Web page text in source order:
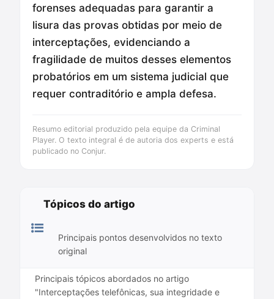
forenses adequadas para garantir a
lisura das provas obtidas por meio de
interceptações, evidenciando a
fragilidade de muitos desses elementos
probatórios em um sistema judicial que
requer contraditório e ampla defesa.
Resumo editorial produzido pela equipe da Criminal
Player. O texto integral é de autoria dos experts e está
publicado no Conjur.
Tópicos do artigo
Principais pontos desenvolvidos no texto
original
Principais tópicos abordados no artigo
"Interceptações telefônicas, sua integridade e